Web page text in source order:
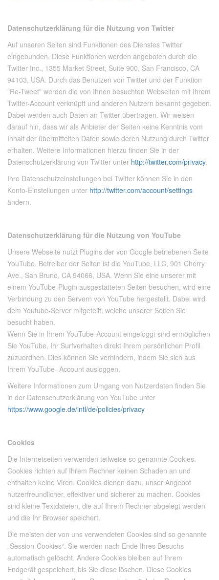
Datenschutzerklärung für die Nutzung von Twitter
Auf unseren Seiten sind Funktionen des Dienstes Twitter
eingebunden. Diese Funktionen werden angeboten durch die
Twitter Inc., 1355 Market Street, Suite 900, San Francisco, CA
94103, USA. Durch das Benutzen von Twitter und der Funktion
"Re-Tweet" werden die von Ihnen besuchten Webseiten mit Ihrem
Twitter-Account verknüpft und anderen Nutzern bekannt gegeben.
Dabei werden auch Daten an Twitter übertragen. Wir weisen
darauf hin, dass wir als Anbieter der Seiten keine Kenntnis vom
Inhalt der übermittelten Daten sowie deren Nutzung durch Twitter
erhalten. Weitere Informationen hierzu finden Sie in der
Datenschutzerklärung von Twitter unter http://twitter.com/privacy.
Ihre Datenschutzeinstellungen bei Twitter können Sie in den
Konto-Einstellungen unter http://twitter.com/account/settings
ändern.
Datenschutzerklärung für die Nutzung von YouTube
Unsere Webseite nutzt Plugins der von Google betriebenen Seite
YouTube. Betreiber der Seiten ist die YouTube, LLC, 901 Cherry
Ave., San Bruno, CA 94066, USA. Wenn Sie eine unserer mit
einem YouTube-Plugin ausgestatteten Seiten besuchen, wird eine
Verbindung zu den Servern von YouTube hergestellt. Dabei wird
dem Youtube-Server mitgeteilt, welche unserer Seiten Sie
besucht haben.
Wenn Sie in Ihrem YouTube-Account eingeloggt sind ermöglichen
Sie YouTube, Ihr Surfverhalten direkt Ihrem persönlichen Profil
zuzuordnen. Dies können Sie verhindern, indem Sie sich aus
Ihrem YouTube- Account ausloggen.
Weitere Informationen zum Umgang von Nutzerdaten finden Sie
in der Datenschutzerklärung von YouTube unter
https://www.google.de/intl/de/policies/privacy
Cookies
Die Internetseiten verwenden teilweise so genannte Cookies.
Cookies richten auf Ihrem Rechner keinen Schaden an und
enthalten keine Viren. Cookies dienen dazu, unser Angebot
nutzerfreundlicher, effektiver und sicherer zu machen. Cookies
sind kleine Textdateien, die auf Ihrem Rechner abgelegt werden
und die Ihr Browser speichert.
Die meisten der von uns verwendeten Cookies sind so genannte
„Session-Cookies“. Sie werden nach Ende Ihres Besuchs
automatisch gelöscht. Andere Cookies bleiben auf Ihrem
Endgerät gespeichert, bis Sie diese löschen. Diese Cookies